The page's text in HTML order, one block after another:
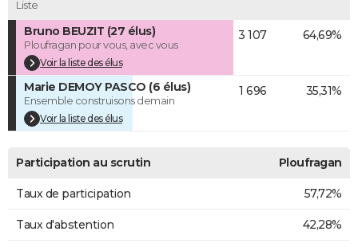
COPAINS D'AVANT
S'inscrire
Se connecter
Lycées
Collèges
Primaires
Universités
Entreprises
Service militaire
Avis de recherche
AVIS DE DÉCÈS
FORUM
Bricolage
Lifestyle
Culture
Sport
Auto
Television
Voyage
Cinema
Liste
Bruno BEUZIT (27 élus)
Ploufragan pour vous, avec vous
Voir la liste des élus
3 107 64,69%
Marie DEMOY PASCO (6 élus)
Ensemble construisons demain
Voir la liste des élus
1 696 35,31%
Participation au scrutin Ploufragan
Taux de participation 57,72%
Taux d'abstention 42,28%